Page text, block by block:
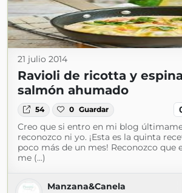
21 julio 2014
Ravioli de ricotta y
salmón ahumado
54 0 Guardar
Creo que si entro en mi blog
reconozco ni yo. ¡Esta es la quinta
poco más de un mes! Reconozco que
me (...)
Manzana&Canela